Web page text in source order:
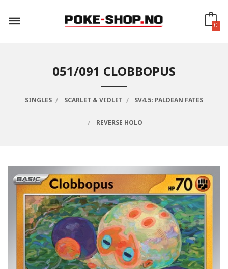
innholdet
0
051/091 CLOBBOPUS
SINGLES SCARLET & VIOLET SV4.5: PALDEAN FATES
REVERSE HOLO